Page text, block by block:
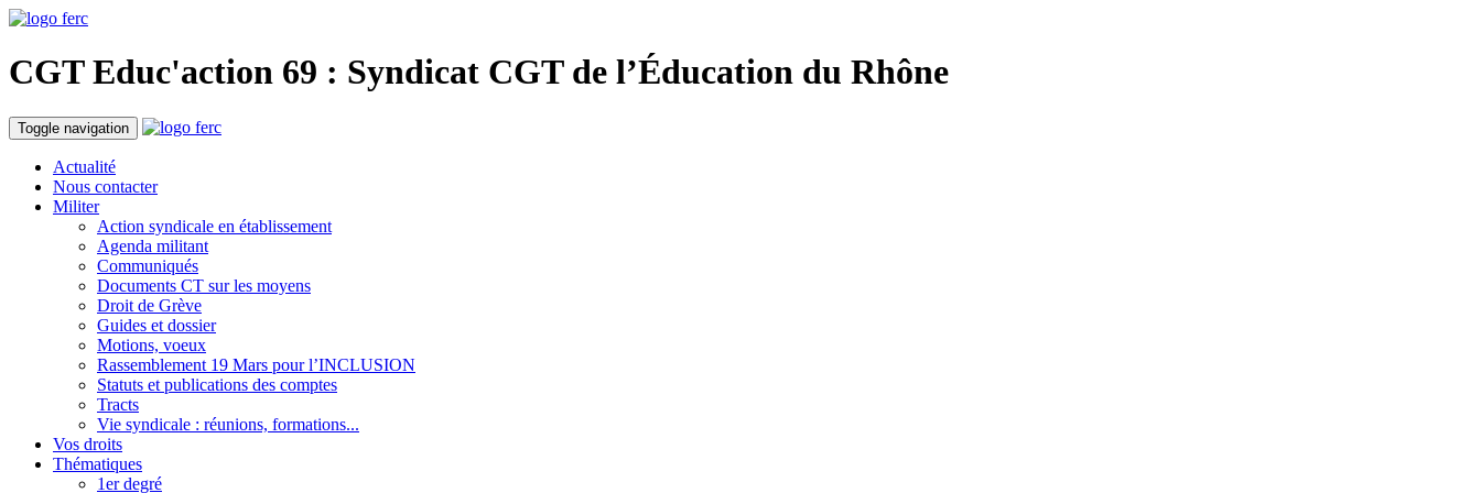
CGT Educ'action 69 : Syndicat CGT de l’Éducation du Rhône
Toggle navigation
Actualité
Nous contacter
Militer
Action syndicale en établissement
Agenda militant
Communiqués
Documents CT sur les moyens
Droit de Grève
Guides et dossier
Motions, voeux
Rassemblement 19 Mars pour l’INCLUSION
Statuts et publications des comptes
Tracts
Vie syndicale : réunions, formations...
Vos droits
Thématiques
1er degré